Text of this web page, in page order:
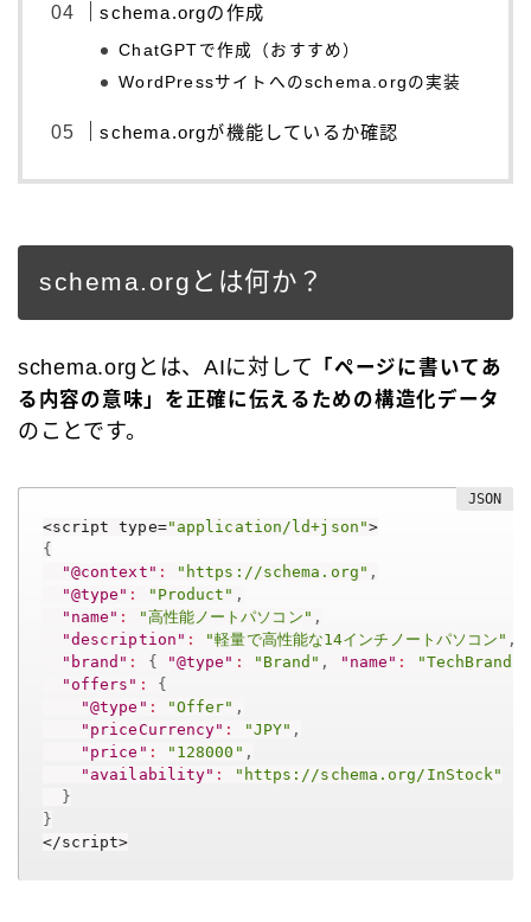
schema.orgの作成
ChatGPTで作成（おすすめ）
WordPressサイトへのschema.orgの実装
schema.orgが機能しているか確認
schema.orgとは何か？
schema.orgとは、AIに対して
「ページに書いてあ
る内容の意味」を正確に伝えるための構造化データ
のことです。
<script type="application/ld+json"
{
"@context" : "https://schema.org" ,
"@type" : "Product" ,
"name" : "高性能ノートパソコン" ,
"description" : "軽量で高性能な14インチノートパソコン" ,
"brand" : { "@type" : "Brand" , "name" :
"TechBrand"
"offers" :
{
"@type" : "Offer" ,
"priceCurrency" : "JPY" ,
"price" : "128000" ,
"availability" :
"https://schema.org/InStock"
}
}